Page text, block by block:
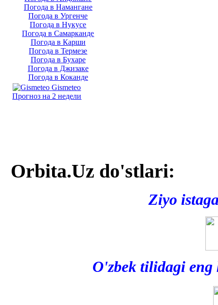
Погода в Намангане
Погода в Ургенче
Погода в Нукусе
Погода в Самарканде
Погода в Карши
Погода в Термезе
Погода в Бухаре
Погода в Джизаке
Погода в Коканде
Gismeteo
Прогноз на 2 недели
Orbita.Uz do'stlari:
Ziyo
O'zbek tilidagi